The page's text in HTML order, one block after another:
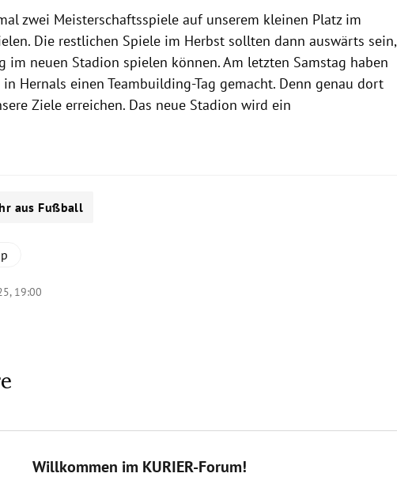
zwei Meisterschaftsspiele auf unserem kleinen Platz im
Die restlichen Spiele im Herbst sollten dann auswärts sein,
neuen Stadion spielen können. Am letzten Samstag haben
Hernals einen Teambuilding-Tag gemacht. Denn genau dort
Ziele erreichen. Das neue Stadion wird ein
aus Fußball
19:00